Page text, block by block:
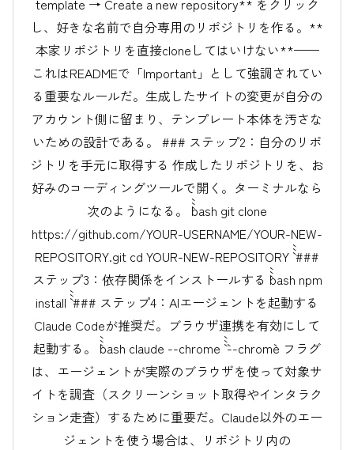
し、好きな名前で自分専用のリポジトリを作る。**
本家リポジトリを直接cloneしてはいけない**——
これはREADMEで「Important」として強調されてい
る重要なルールだ。生成したサイトの変更が自分の
アカウント側に留まり、テンプレート本体を汚さな
いための設計である。 ### ステップ2：自分のリポ
ジトリを手元に取得する 作成したリポジトリを、お
好みのコーディングツールで開く。ターミナルなら
次のようになる。 ```bash git clone
https://github.com/YOUR-USERNAME/YOUR-NEW-
REPOSITORY.git cd YOUR-NEW-REPOSITORY ``` ###
ステップ3：依存関係をインストールする ```bash npm
install ``` ### ステップ4：AIエージェントを起動する
Claude Codeが推奨だ。ブラウザ連携を有効にして
起動する。 ```bash claude --chrome ``` `--chrome` フラグ
は、エージェントが実際のブラウザを使って対象サ
イトを調査（スクリーンショット取得やインタラク
ション走査）するために重要だ。Claude以外のエー
ジェントを使う場合は、リポジトリ内の